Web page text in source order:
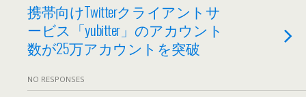
携帯向けTwitterクライアントサ
ービス「yubitter」のアカウント
数が25万アカウントを突破
NO RESPONSES